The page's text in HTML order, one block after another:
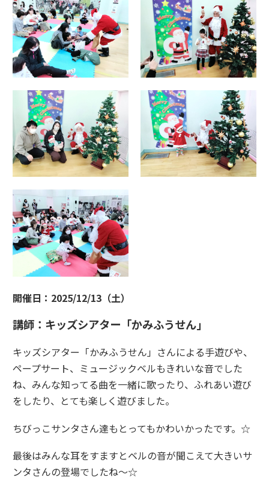
開催日：2025/12/13（土）
講師：キッズシアター「かみふうせん」
キッズシアター「かみふうせん」さんによる手遊びや、
ペープサート、ミュージックベルもきれいな音でした
ね、みんな知ってる曲を一緒に歌ったり、ふれあい遊び
をしたり、とても楽しく遊びました。
ちびっこサンタさん達もとってもかわいかったです。☆
最後はみんな耳をすますとベルの音が聞こえて大きいサ
ンタさんの登場でしたね～☆